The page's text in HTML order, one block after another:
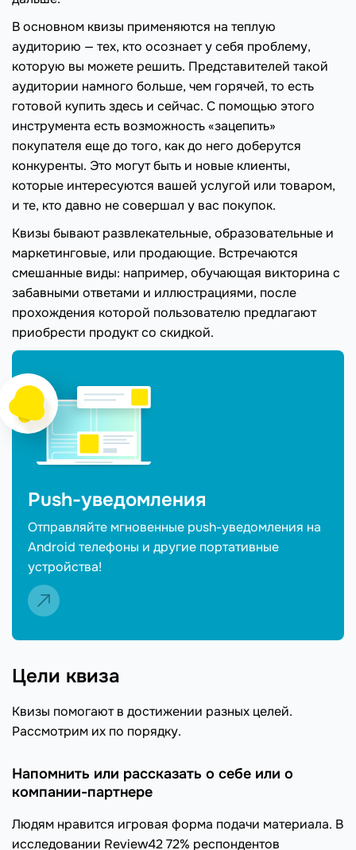
В основном квизы применяются на теплую
аудиторию — тех, кто осознает у себя проблему,
которую вы можете решить. Представителей такой
аудитории намного больше, чем горячей, то есть
готовой купить здесь и сейчас. С помощью этого
инструмента есть возможность «зацепить»
покупателя еще до того, как до него доберутся
конкуренты. Это могут быть и новые клиенты,
которые интересуются вашей услугой или товаром,
и те, кто давно не совершал у вас покупок.
Квизы бывают развлекательные, образовательные и
маркетинговые, или продающие. Встречаются
смешанные виды: например, обучающая викторина с
забавными ответами и иллюстрациями, после
прохождения которой пользователю предлагают
приобрести продукт со скидкой.
Push-уведомления
Отправляйте мгновенные push-уведомления на
Android телефоны и другие портативные
устройства!
Цели квиза
Квизы помогают в достижении разных целей.
Рассмотрим их по порядку.
Напомнить или рассказать о себе или о
компании-партнере
Людям нравится игровая форма подачи материала. В
исследовании Review42 72% респондентов